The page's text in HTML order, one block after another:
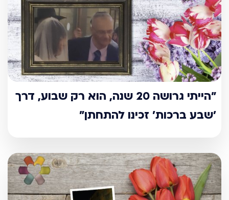
"הייתי גרושה 20 שנה, הוא רק שבוע, דרך
’שבע ברכות’ זכינו להתחתן"